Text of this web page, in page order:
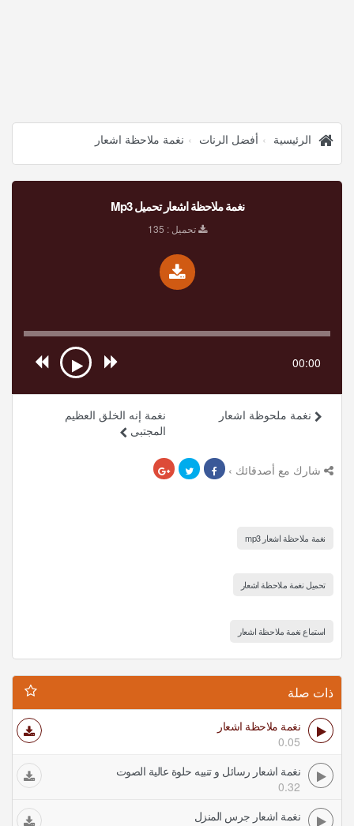
الرئيسية أفضل الرنات نغمة ملاحظة اشعار
نغمة ملاحظة اشعار تحميل Mp3
تحميل : 135
00:00
نغمة إنه الخلق العظيم
المجتبى
نغمة ملحوظة اشعار
شارك مع أصدقائك ›
نغمة ملاحظة اشعار mp3
تحميل نغمة ملاحظة اشعار
استماع نغمة ملاحظة اشعار
ذات صلة
نغمة ملاحظة اشعار
0.05
نغمة اشعار رسائل و تنبيه حلوة عالية الصوت
0.32
نغمة اشعار جرس المنزل